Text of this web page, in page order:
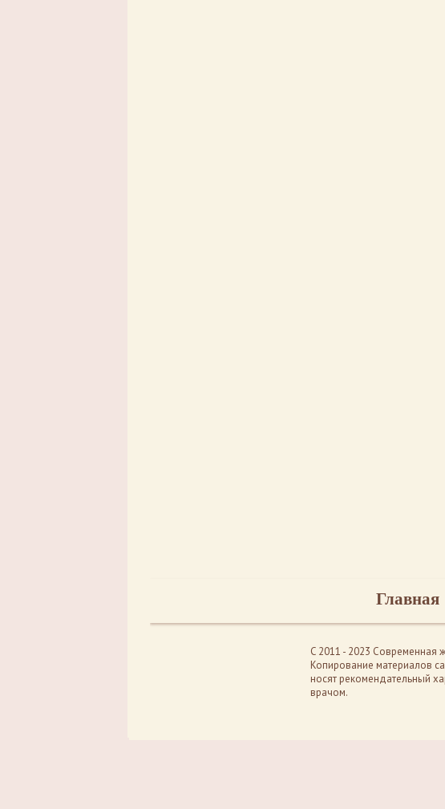
Главная
C 2011 - 2023 Современная
Копирование материалов
носят рекомендательный
врачом.